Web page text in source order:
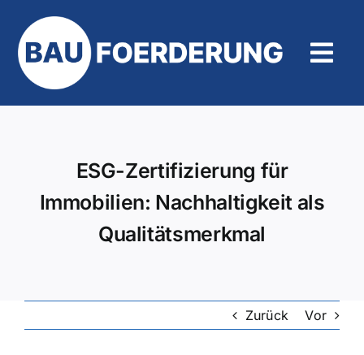
Inhalt
springen
ESG-Zertifizierung für
Immobilien: Nachhaltigkeit als
Qualitätsmerkmal
Zurück Vor